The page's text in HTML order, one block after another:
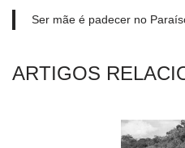
Ser mãe é padecer no
ARTIGOS